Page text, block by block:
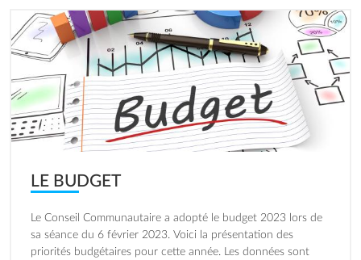
Image
LE BUDGET
Le Conseil Communautaire a adopté le budget 2023 lors de
sa séance du 6 février 2023. Voici la présentation des
priorités budgétaires pour cette année. Les données sont